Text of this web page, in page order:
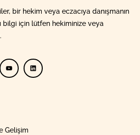
bir hekim veya eczacıya danışmanın
bilgi için lütfen hekiminize veya
Gelişim